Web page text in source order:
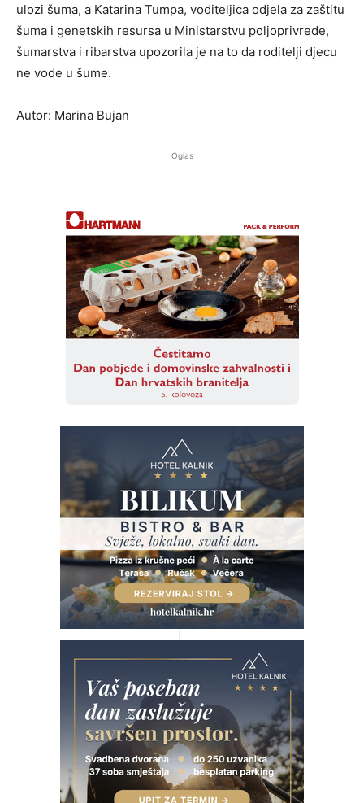
ulozi šuma, a Katarina Tumpa, voditeljica odjela za zaštitu
šuma i genetskih resursa u Ministarstvu poljoprivrede,
šumarstva i ribarstva upozorila je na to da roditelji djecu
ne vode u šume.
Autor: Marina Bujan
Oglas